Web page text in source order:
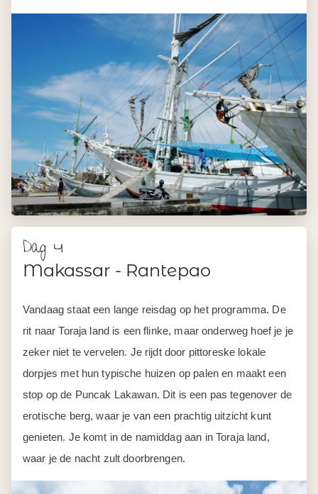
Dag 4
Makassar - Rantepao
Vandaag staat een lange reisdag op het programma. De
rit naar Toraja land is een flinke, maar onderweg hoef je je
zeker niet te vervelen. Je rijdt door pittoreske lokale
dorpjes met hun typische huizen op palen en maakt een
stop op de Puncak Lakawan. Dit is een pas tegenover de
erotische berg, waar je van een prachtig uitzicht kunt
genieten. Je komt in de namiddag aan in Toraja land,
waar je de nacht zult doorbrengen.